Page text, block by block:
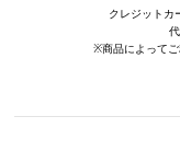
クレジットカ
※商品によってご